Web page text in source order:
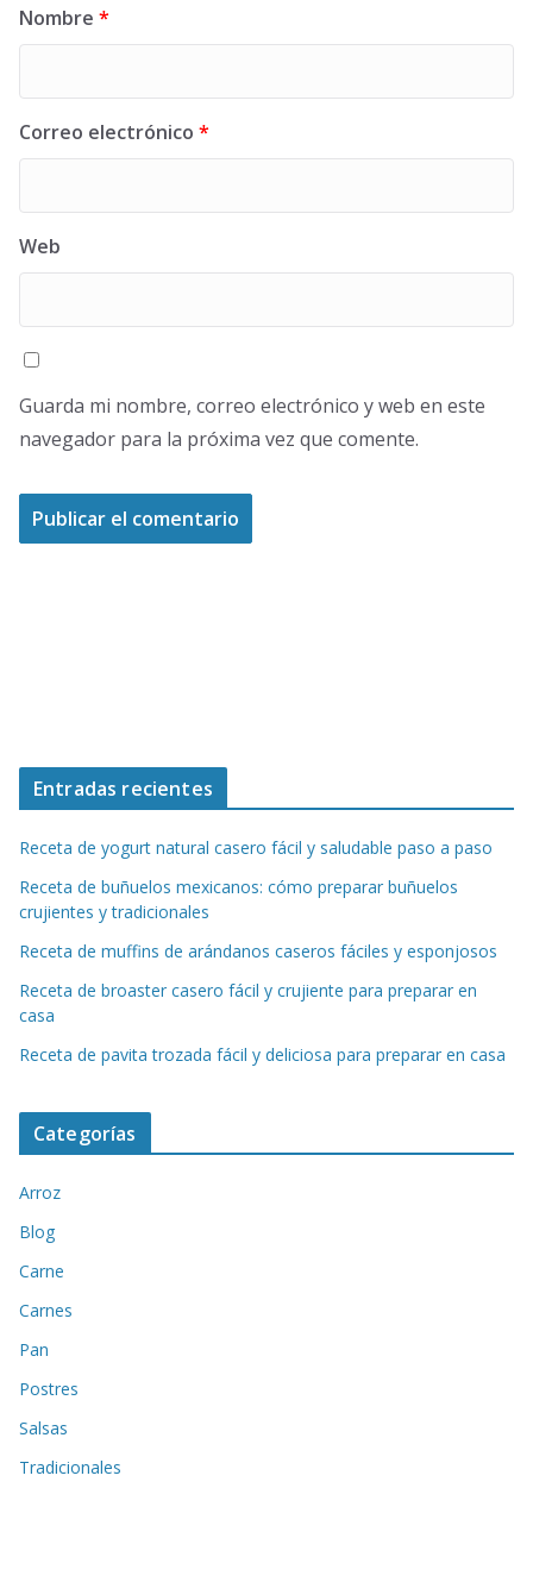
Nombre *
Correo electrónico *
Web
Guarda mi nombre, correo electrónico y web en este
navegador para la próxima vez que comente.
Entradas recientes
Receta de yogurt natural casero fácil y saludable paso a paso
Receta de buñuelos mexicanos: cómo preparar buñuelos
crujientes y tradicionales
Receta de muffins de arándanos caseros fáciles y esponjosos
Receta de broaster casero fácil y crujiente para preparar en
casa
Receta de pavita trozada fácil y deliciosa para preparar en casa
Categorías
Arroz
Blog
Carne
Carnes
Pan
Postres
Salsas
Tradicionales